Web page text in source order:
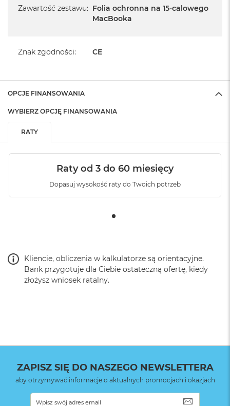
Zawartość zestawu: Folia ochronna na 15-calowego
MacBooka
Znak zgodności: CE
OPCJE FINANSOWANIA
WYBIERZ OPCJĘ FINANSOWANIA
RATY
Raty od 3 do 60 miesięcy
Dopasuj wysokość raty do Twoich potrzeb
Kliencie, obliczenia w kalkulatorze są orientacyjne.
Bank przygotuje dla Ciebie ostateczną ofertę, kiedy
złożysz wniosek ratalny.
ZAPISZ SIĘ DO NASZEGO NEWSLETTERA
aby otrzymywać informacje o aktualnych promocjach i okazjach